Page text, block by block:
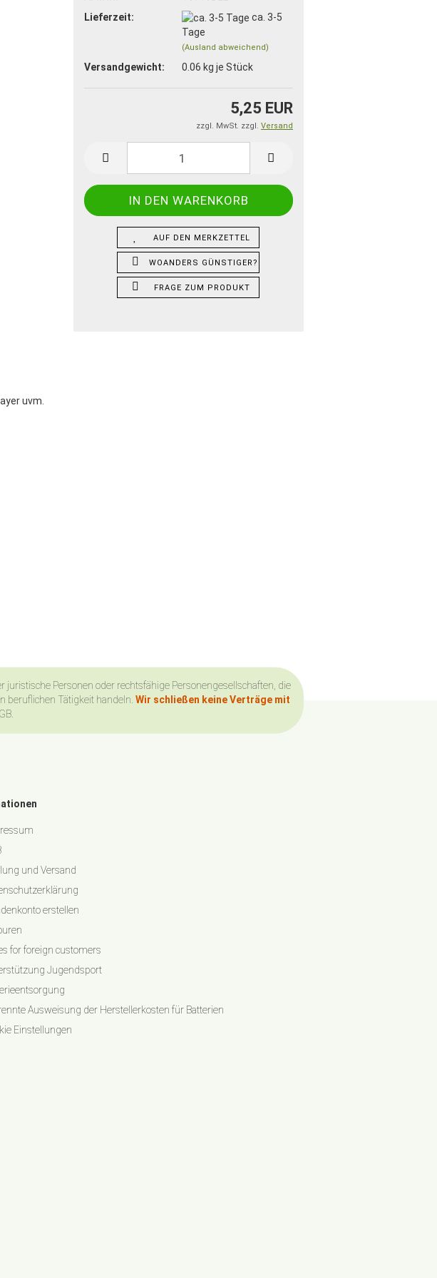
Lieferzeit:
ca. 3-5
Tage
(Ausland abweichend)
Versandgewicht: 0.06 kg je Stück
5,25 EUR
zzgl. MwSt. zzgl. Versand
AUF DEN MERKZETTEL
WOANDERS GÜNSTIGER?
FRAGE ZUM PRODUKT
uvm.
juristische Personen oder rechtsfähige Personengesellschaften, die
beruflichen Tätigkeit handeln. Wir schließen keine Verträge mit
und Versand
erstellen
for foreign customers
Jugendsport
Ausweisung der Herstellerkosten für Batterien
Einstellungen